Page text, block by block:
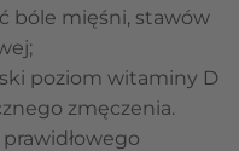
bóle mięśni, stawów
poziom witaminy D
zmęczenia.